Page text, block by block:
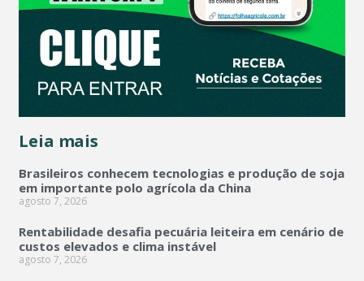
Leia mais
Brasileiros conhecem tecnologias e produção de soja
em importante polo agrícola da China
agosto 7, 2026
Rentabilidade desafia pecuária leiteira em cenário de
custos elevados e clima instável
agosto 7, 2026